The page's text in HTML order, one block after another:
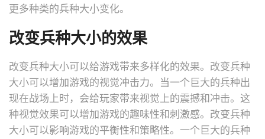
更多种类的兵种大小变化。
改变兵种大小的效果
改变兵种大小可以给游戏带来多样化的效果。改变兵种
大小可以增加游戏的视觉冲击力。当一个巨大的兵种出
现在战场上时，会给玩家带来视觉上的震撼和冲击。这
种视觉效果可以增加游戏的趣味性和刺激感。改变兵种
大小可以影响游戏的平衡性和策略性。一个巨大的兵种